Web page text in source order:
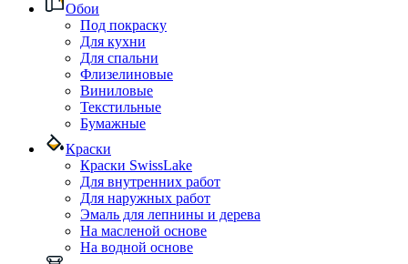
Обои
Под покраску
Для кухни
Для спальни
Флизелиновые
Виниловые
Текстильные
Бумажные
Краски
Краски SwissLake
Для внутренних работ
Для наружных работ
Эмаль для лепнины и дерева
На масленой основе
На водной основе